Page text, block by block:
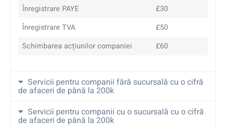
Înregistrare PAYE
£30
Înregistrare TVA
£50
Schimbarea acțiunilor companiei
£60
Servicii pentru companii fără sucursală cu o cifră
de afaceri de până la 200k
Servicii pentru companii cu o sucursală cu o cifră
de afaceri de până la 200k